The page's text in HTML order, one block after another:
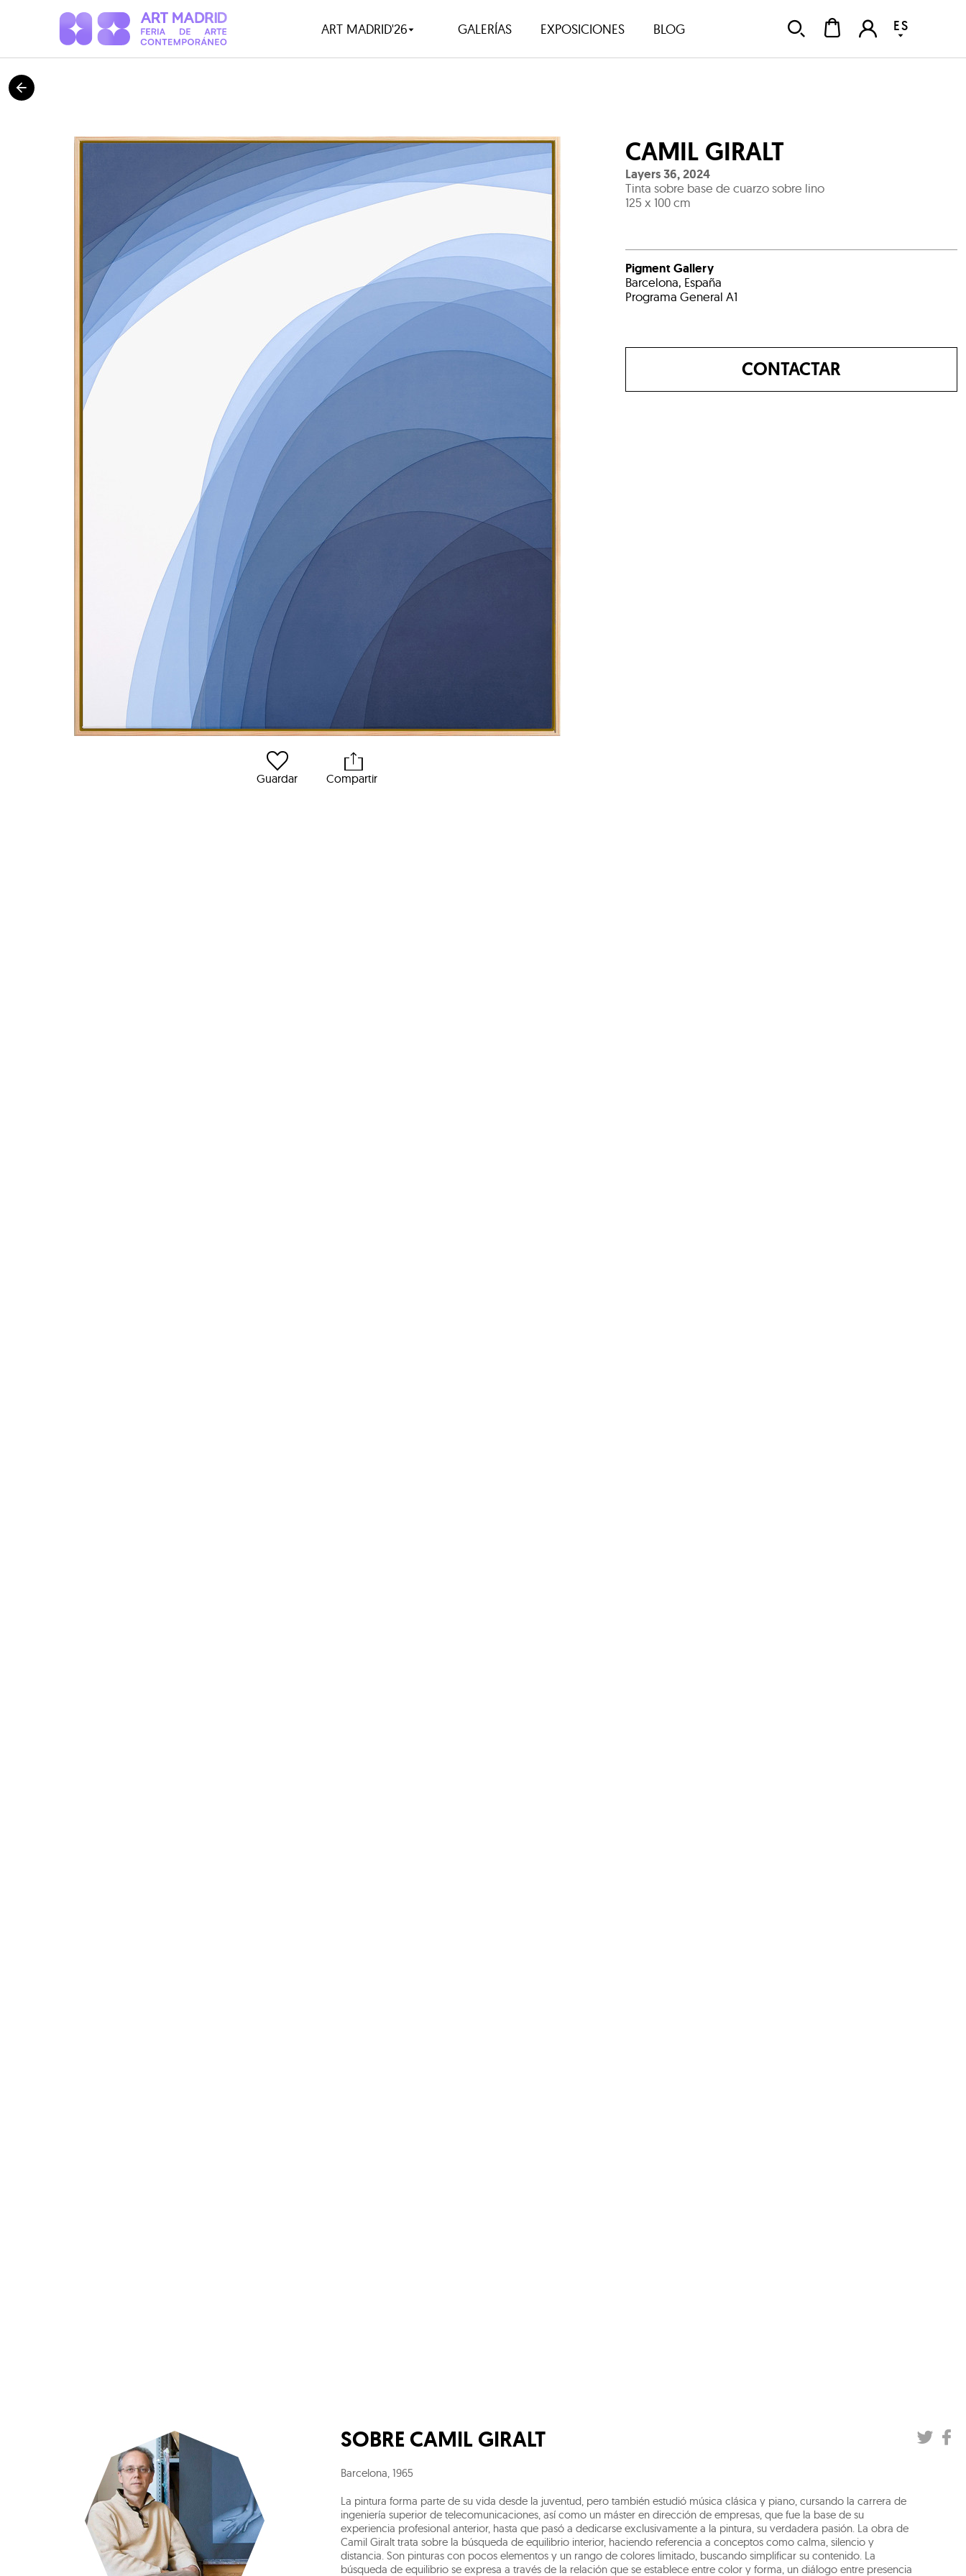
ART MADRID'26 GALERÍAS EXPOSICIONES BLOG ES
Guardar Compartir
CAMIL GIRALT
Layers 36,2024
Tinta sobre base de cuarzo sobre lino
125 x 100 cm
Pigment Gallery
Barcelona, España
Programa General A1
CONTACTAR
SOBRE CAMIL GIRALT
Barcelona, 1965
La pintura forma parte de su vida desde la juventud, pero también estudió música clásica y piano, cursando la carrera de
ingeniería superior de telecomunicaciones, así como un máster en dirección de empresas, que fue la base de su
experiencia profesional anterior, hasta que pasó a dedicarse exclusivamente a la pintura, su verdadera pasión. La obra de
Camil Giralt trata sobre la búsqueda de equilibrio interior, haciendo referencia a conceptos como calma, silencio y
distancia. Son pinturas con pocos elementos y un rango de colores limitado, buscando simplificar su contenido. La
búsqueda de equilibrio se expresa a través de la relación que se establece entre color y forma, un diálogo entre presencia